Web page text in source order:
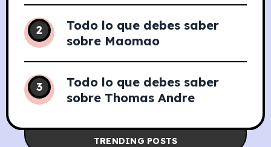
2
Todo lo que debes saber
sobre Maomao
3
Todo lo que debes saber
sobre Thomas Andre
TRENDING POSTS